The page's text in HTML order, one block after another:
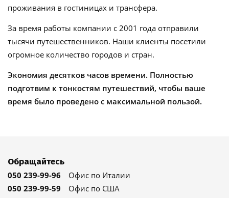
проживания в гостиницах и трансфера.
За время работы компании с 2001 года отправили
тысячи путешественников. Наши клиенты посетили
огромное количество городов и стран.
Экономия десятков часов времени. Полностью
подготвим к тонкостям путешествий, чтобы ваше
время было проведено с максимальной пользой.
Обращайтесь
050 239-99-96
Офис по Италии
050 239-99-59
Офис по США